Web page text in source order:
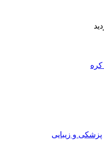
پزشکی و زیبایی